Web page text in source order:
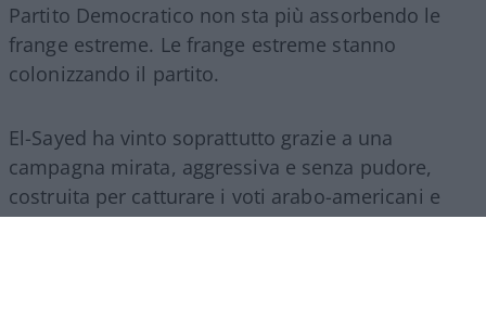
Partito Democratico non sta più assorbendo le
frange estreme. Le frange estreme stanno
colonizzando il partito.
El-Sayed ha vinto soprattutto grazie a una
campagna mirata, aggressiva e senza pudore,
costruita per catturare i voti arabo-americani e
musulmani del Michigan. Niente messaggi